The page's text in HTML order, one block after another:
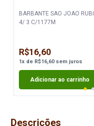
BARBANTE SAO JOAO RUBI
4/ 3 C/1177M
R$16,60
1xde R$16,60sem juros
Adicionar ao carrinho
Descrições